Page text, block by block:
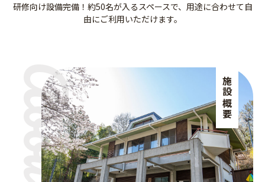
研修向け設備完備！約50名が入るスペースで、用途に合わせて自
由にご利用いただけます。
施設概要